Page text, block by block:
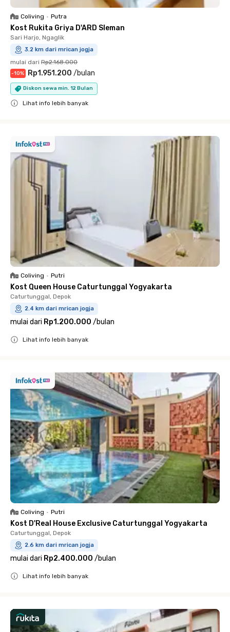
Coliving • Putra
Kost Rukita Griya D'ARD Sleman
Sari Harjo, Ngaglik
3.2 km dari mrican jogja
mulai dari Rp2.168.000
-10% Rp1.951.200 /bulan
Diskon sewa min. 12 Bulan
Lihat info lebih banyak
Coliving • Putri
Kost Queen House Caturtunggal Yogyakarta
Caturtunggal, Depok
2.4 km dari mrican jogja
mulai dari Rp1.200.000 /bulan
Lihat info lebih banyak
Coliving • Putri
Kost D'Real House Exclusive Caturtunggal Yogyakarta
Caturtunggal, Depok
2.6 km dari mrican jogja
mulai dari Rp2.400.000 /bulan
Lihat info lebih banyak